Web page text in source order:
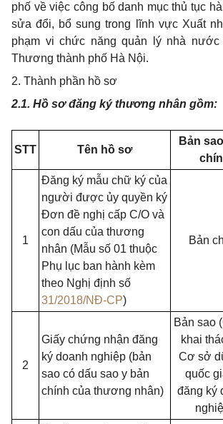
phố về việc công bố danh mục thủ tục
sửa đổi, bổ sung trong lĩnh vực Xuất
phạm vi chức năng quản lý nhà
Thương thành phố Hà Nội.
2. Thành phần hồ sơ
2.1. Hồ sơ đăng ký thương nhân gồm:
STT Tên hồ sơ
Bản
1
Đăng ký mẫu chữ ký của
người được ủy quyền ký
Đơn đề nghị cấp C/O và
con dấu của thương
nhân (Mẫu số 01 thuộc
Phụ lục ban hành kèm
theo Nghị định số
31/2018/NĐ-CP)
Bản
2
Giấy chứng nhận đăng
ký doanh nghiệp (bản
sao có dấu sao y bản
chính của thương nhân)
Bản sao
khai
Cơ sở
quốc
đăng ký